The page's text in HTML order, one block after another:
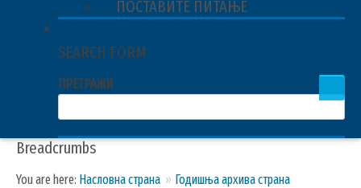
ПОСТАВИТЕ ПИТАЊЕ
ПРЕТРАЖИ
SEARCH FORM
ПРЕТРАЖИ
Breadcrumbs
You are here: Насловна страна Годишња архива страна